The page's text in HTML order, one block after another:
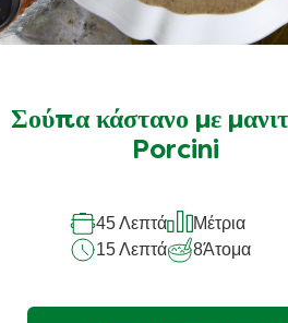
Σούπα κάστανο με
Porcini
45 Λεπτά
Μέτρια
15 Λεπτά
8Άτομα